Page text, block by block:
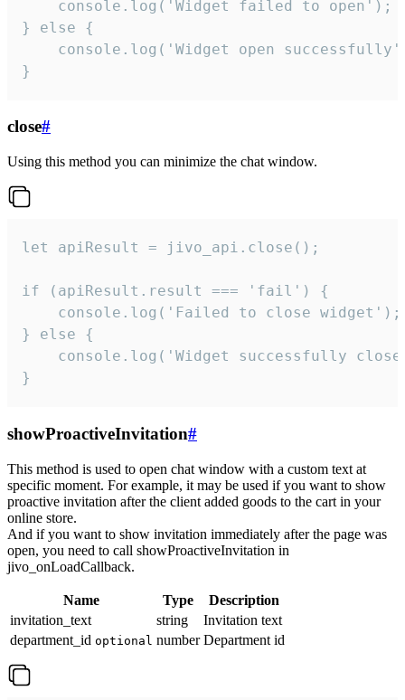
    console.log('Widget failed to open');
} else {
console.log('Widget open
}
close#
Using this method you can minimize the chat window.
let apiResult = jivo_api.close();
if (apiResult.result === 'fail') {
    console.log('Failed to close widget');
} else {
console.log('Widget successfully
}
showProactiveInvitation#
This method is used to open chat window with a custom text at
specific moment. For example, it may be used if you want to show
proactive invitation after the client added goods to the cart in your
online store.
And if you want to show invitation immediately after the page was
open, you need to call showProactiveInvitation in
jivo_onLoadCallback.
Name Type
Description
invitation_text
string
Invitation text
department_id optional number Department id